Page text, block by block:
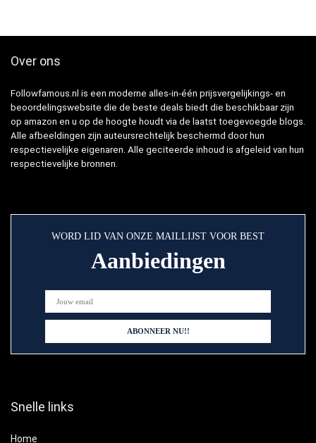
Over ons
Followfamous.nl is een moderne alles-in-één prijsvergelijkings- en
beoordelingswebsite die de beste deals biedt die beschikbaar zijn
op amazon en u op de hoogte houdt via de laatst toegevoegde blogs.
Alle afbeeldingen zijn auteursrechtelijk beschermd door hun
respectievelijke eigenaren. Alle geciteerde inhoud is afgeleid van hun
respectievelijke bronnen.
WORD LID VAN ONZE MAILLIJST VOOR BEST
Aanbiedingen
Snelle links
Home